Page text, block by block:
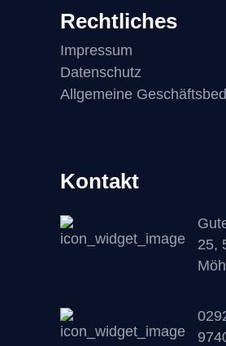
Rechtliches
Impressum
Datenschutz
Allgemeine
Kontakt
25,